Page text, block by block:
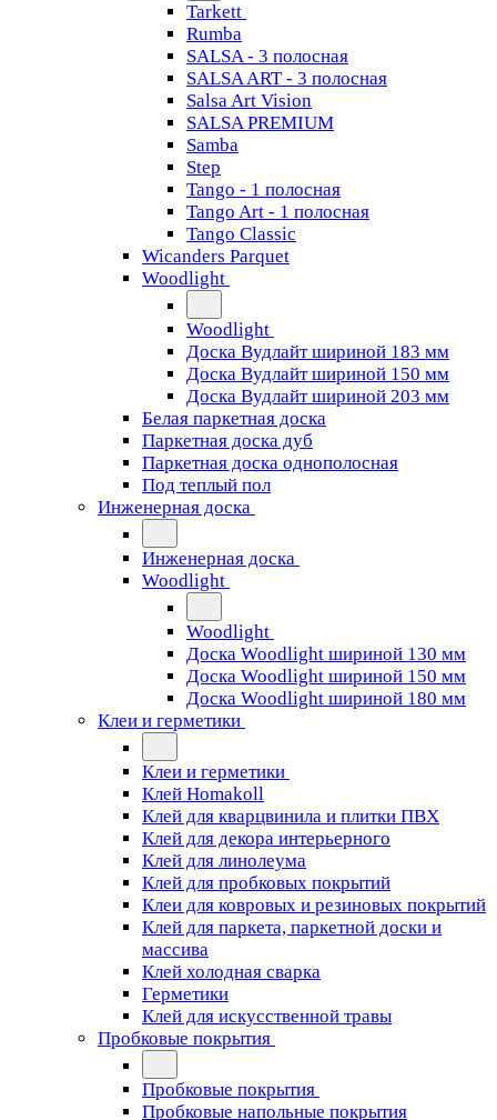
Tarkett
Rumba
SALSA - 3 полосная
SALSA ART - 3 полосная
Salsa Art Vision
SALSA PREMIUM
Samba
Step
Tango - 1 полосная
Tango Art - 1 полосная
Tango Classiс
Wicanders Parquet
Woodlight
Woodlight
Доска Вудлайт шириной 183 мм
Доска Вудлайт шириной 150 мм
Доска Вудлайт шириной 203 мм
Белая паркетная доска
Паркетная доска дуб
Паркетная доска однополосная
Под теплый пол
Инженерная доска
Инженерная доска
Woodlight
Woodlight
Доска Woodlight шириной 130 мм
Доска Woodlight шириной 150 мм
Доска Woodlight шириной 180 мм
Клеи и герметики
Клеи и герметики
Клей Homakoll
Клей для кварцвинила и плитки ПВХ
Клей для декора интерьерного
Клей для линолеума
Клей для пробковых покрытий
Клеи для ковровых и резиновых покрытий
Клей для паркета, паркетной доски и
массива
Клей холодная сварка
Герметики
Клей для искусственной травы
Пробковые покрытия
Пробковые покрытия
Пробковые напольные покрытия